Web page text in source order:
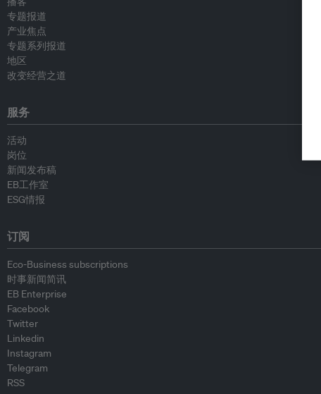
专题报道
产业焦点
专题系列报道
地区
改变经营之道
服务
活动
岗位
新闻发布稿
EB工作室
ESG情报
订阅
Eco-Business subscriptions
时事新闻简讯
EB Enterprise
Facebook
Twitter
Linkedin
Instagram
Telegram
RSS